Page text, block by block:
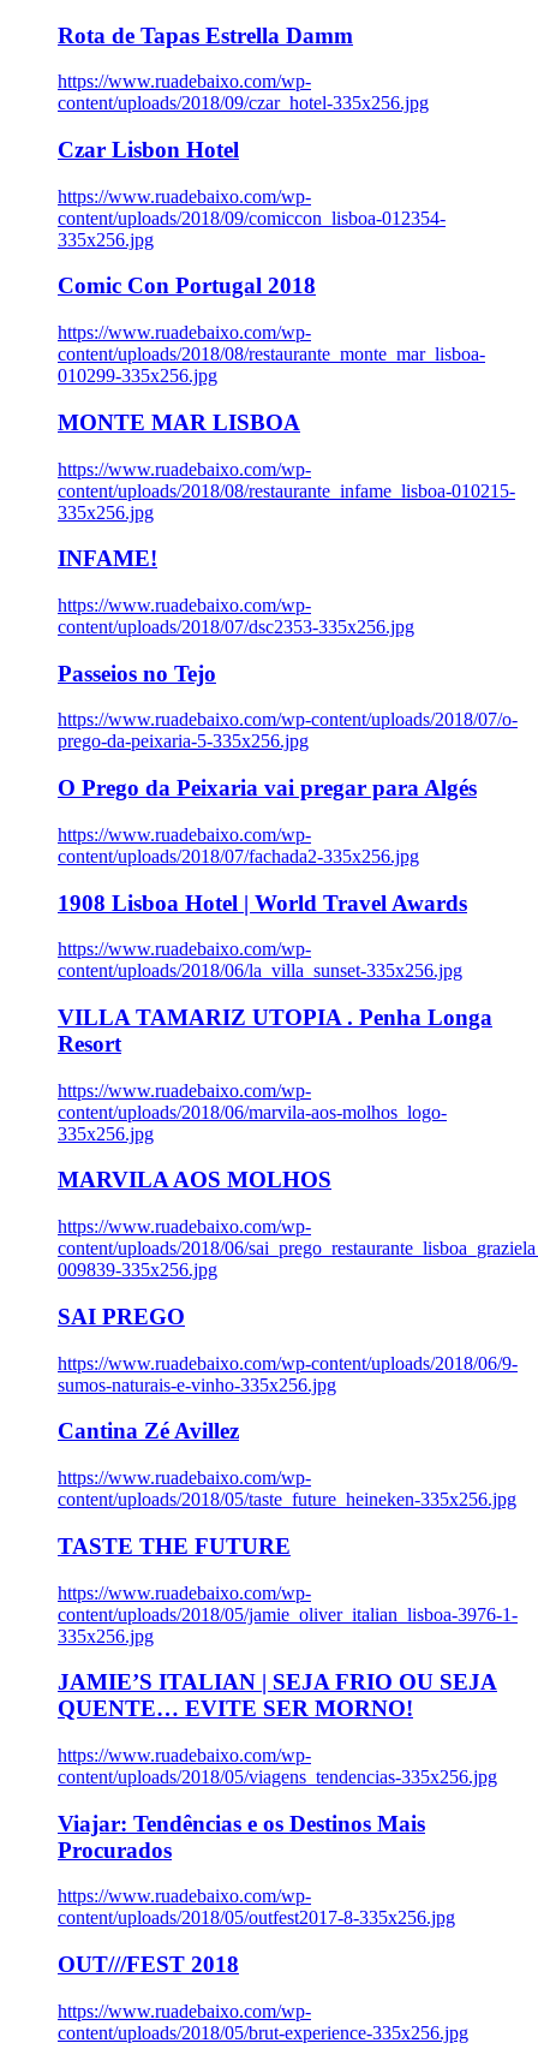
Rota de Tapas Estrella Damm
https://www.ruadebaixo.com/wp-
content/uploads/2018/09/czar_hotel-335x256.jpg
Czar Lisbon Hotel
https://www.ruadebaixo.com/wp-
content/uploads/2018/09/comiccon_lisboa-012354-
335x256.jpg
Comic Con Portugal 2018
https://www.ruadebaixo.com/wp-
content/uploads/2018/08/restaurante_monte_mar_lisboa-
010299-335x256.jpg
MONTE MAR LISBOA
https://www.ruadebaixo.com/wp-
content/uploads/2018/08/restaurante_infame_lisboa-010215-
335x256.jpg
INFAME!
https://www.ruadebaixo.com/wp-
content/uploads/2018/07/dsc2353-335x256.jpg
Passeios no Tejo
https://www.ruadebaixo.com/wp-content/uploads/2018/07/o-
prego-da-peixaria-5-335x256.jpg
O Prego da Peixaria vai pregar para Algés
https://www.ruadebaixo.com/wp-
content/uploads/2018/07/fachada2-335x256.jpg
1908 Lisboa Hotel | World Travel Awards
https://www.ruadebaixo.com/wp-
content/uploads/2018/06/la_villa_sunset-335x256.jpg
VILLA TAMARIZ UTOPIA . Penha Longa
Resort
https://www.ruadebaixo.com/wp-
content/uploads/2018/06/marvila-aos-molhos_logo-
335x256.jpg
MARVILA AOS MOLHOS
https://www.ruadebaixo.com/wp-
content/uploads/2018/06/
009839-335x256.jpg
SAI PREGO
https://www.ruadebaixo.com/wp-content/uploads/2018/06/9-
sumos-naturais-e-vinho-335x256.jpg
Cantina Zé Avillez
https://www.ruadebaixo.com/wp-
content/uploads/2018/05/taste_future_heineken-335x256.jpg
TASTE THE FUTURE
https://www.ruadebaixo.com/wp-
content/uploads/2018/05/jamie_oliver_italian_lisboa-3976-1-
335x256.jpg
JAMIE’S ITALIAN | SEJA FRIO OU SEJA
QUENTE… EVITE SER MORNO!
https://www.ruadebaixo.com/wp-
content/uploads/2018/05/viagens_tendencias-335x256.jpg
Viajar: Tendências e os Destinos Mais
Procurados
https://www.ruadebaixo.com/wp-
content/uploads/2018/05/outfest2017-8-335x256.jpg
OUT///FEST 2018
https://www.ruadebaixo.com/wp-
content/uploads/2018/05/brut-experience-335x256.jpg